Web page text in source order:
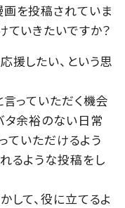
を投稿されていま
ていきたいですか？
援したい、という思
っていただく機会
タ余裕のない日常
ていただけるよう
るような投稿をし
て、役に立てるよ